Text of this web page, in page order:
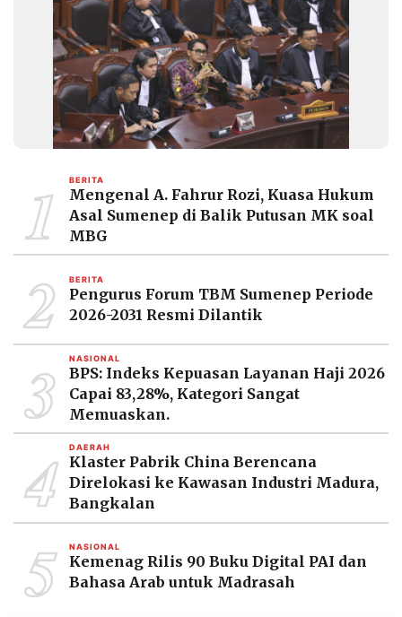
RESOLUSI
MEDIA
©
Resolusi.co
-
PT.
RESOLUSI
MEDIA
1 BERITA
Mengenal A. Fahrur Rozi, Kuasa Hukum
Asal Sumenep di Balik Putusan MK soal
MBG
2 BERITA
Pengurus Forum TBM Sumenep Periode
2026-2031 Resmi Dilantik
3 NASIONAL
BPS: Indeks Kepuasan Layanan Haji 2026
Capai 83,28%, Kategori Sangat
Memuaskan.
4 DAERAH
Klaster Pabrik China Berencana
Direlokasi ke Kawasan Industri Madura,
Bangkalan
5 NASIONAL
Kemenag Rilis 90 Buku Digital PAI dan
Bahasa Arab untuk Madrasah